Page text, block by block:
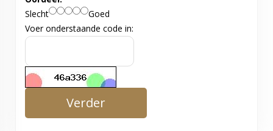
Slecht
Goed
Voer onderstaande code in:
Verder